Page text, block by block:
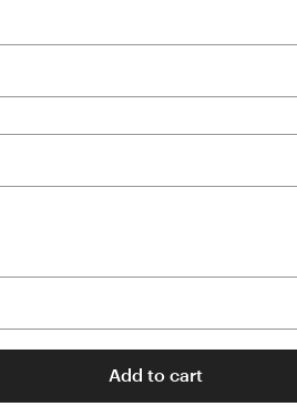
Add to cart